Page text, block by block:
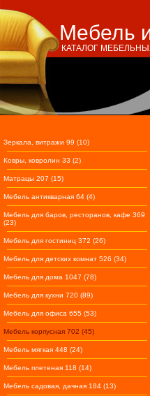
Мебель
КАТАЛОГ
Зеркала, витражи 99 (10)
Ковры, ковролин 33 (2)
Матрацы 207 (15)
Мебель антикварная 64 (4)
Мебель для баров, ресторанов, кафе 369
(23)
Мебель для гостиниц 372 (26)
Мебель для детских комнат 526 (34)
Мебель для дома 1047 (78)
Мебель для кухни 720 (89)
Мебель для офиса 655 (53)
Мебель корпусная 702 (45)
Мебель мягкая 448 (24)
Мебель плетеная 118 (14)
Мебель садовая, дачная 184 (13)